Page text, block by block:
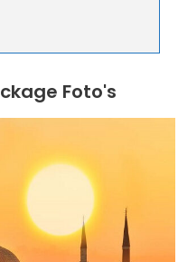
Foto's